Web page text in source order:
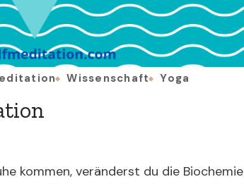
Wissenschaft Yoga
kommen, veränderst du die Biochemie